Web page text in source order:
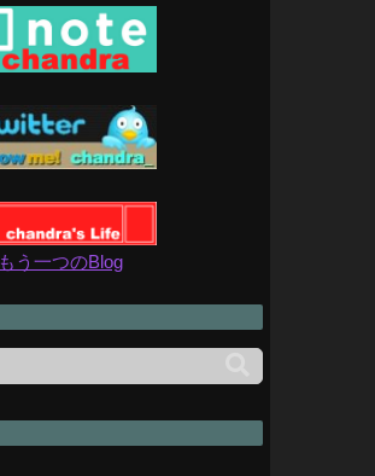
もう一つのBlog